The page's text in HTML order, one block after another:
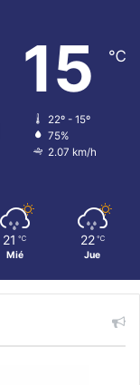
15 ℃
22º - 15º
75%
2.07 km/h
21 ℃
Mié
22 ℃
Jue